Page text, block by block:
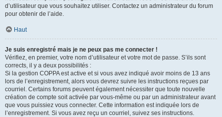
d’utilisateur que vous souhaitez utiliser. Contactez un administrateur du forum
pour obtenir de l’aide.
Haut
Je suis enregistré mais je ne peux pas me connecter !
Vérifiez, en premier, votre nom d’utilisateur et votre mot de passe. S’ils sont
corrects, il y a deux possibilités :
Si la gestion COPPA est active et si vous avez indiqué avoir moins de 13 ans
lors de l’enregistrement, alors vous devrez suivre les instructions reçues par
courriel. Certains forums peuvent également nécessiter que toute nouvelle
création de compte soit activée par vous-même ou par un administrateur avant
que vous puissiez vous connecter. Cette information est indiquée lors de
l’enregistrement. Si vous avez reçu un courriel, suivez ses instructions.